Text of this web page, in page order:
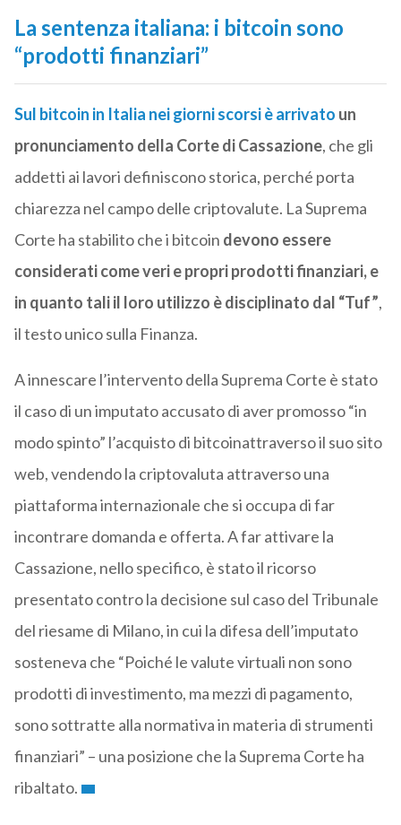
La sentenza italiana: i bitcoin sono
“prodotti finanziari”
Sul bitcoin in Italia nei giorni scorsi è arrivato un
pronunciamento della Corte di Cassazione, che gli
addetti ai lavori definiscono storica, perché porta
chiarezza nel campo delle criptovalute. La Suprema
Corte ha stabilito che i bitcoin devono essere
considerati come veri e propri prodotti finanziari, e
in quanto tali il loro utilizzo è disciplinato dal “Tuf”,
il testo unico sulla Finanza.
A innescare l’intervento della Suprema Corte è stato
il caso di un imputato accusato di aver promosso “in
modo spinto” l’acquisto di bitcoinattraverso il suo sito
web, vendendo la criptovaluta attraverso una
piattaforma internazionale che si occupa di far
incontrare domanda e offerta. A far attivare la
Cassazione, nello specifico, è stato il ricorso
presentato contro la decisione sul caso del Tribunale
del riesame di Milano, in cui la difesa dell’imputato
sosteneva che “Poiché le valute virtuali non sono
prodotti di investimento, ma mezzi di pagamento,
sono sottratte alla normativa in materia di strumenti
finanziari” – una posizione che la Suprema Corte ha
ribaltato.